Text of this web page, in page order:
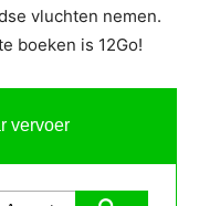
vluchten nemen.
boeken is 12Go!
vervoer